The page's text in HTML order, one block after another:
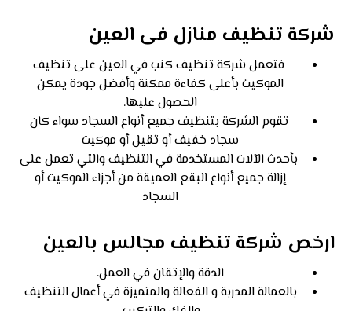
شركة تنظيف منازل فى العين
فتعمل شركة تنظيف كنب في العين على تنظيف
الموكيت بأعلى كفاءة ممكنة وأفضل جودة يمكن
الحصول عليها.
تقوم الشركة بتنظيف جميع أنواع السجاد سواء كان
سجاد خفيف أو ثقيل أو موكيت
بأحدث الآلات المستخدمة في التنظيف والتي تعمل على
إزالة جميع أنواع البقع العميقة من أجزاء الموكيت أو
السجاد
ارخص شركة تنظيف مجالس بالعين
الدقة والإتقان في العمل.
بالعمالة المدربة و الفعالة والمتميزة في أعمال التنظيف